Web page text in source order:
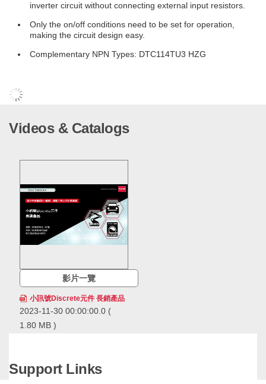
inverter circuit without connecting external input resistors.
Only the on/off conditions need to be set for operation,
making the circuit design easy.
Complementary NPN Types: DTC114TU3 HZG
Videos & Catalogs
影片一覽
小訊號Discrete元件 長銷產品
2023-11-30 00:00:00.0 (
1.80 MB )
經超過600億個，擁有領先業
ROHM的小訊號Discrete元件長銷
Support Links